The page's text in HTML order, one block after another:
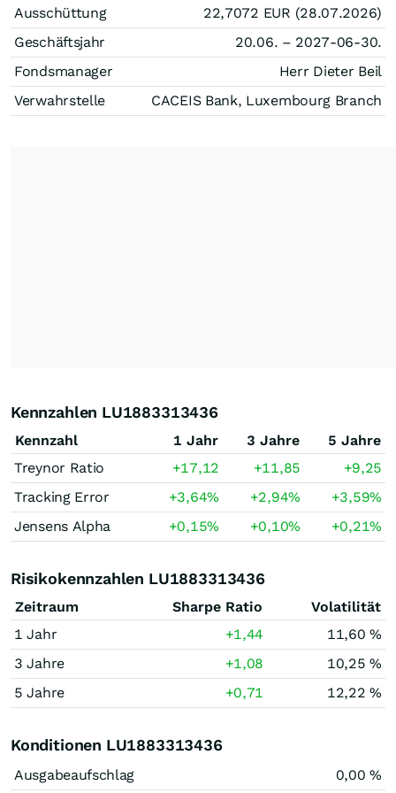
Ausschüttung
22,7072 EUR (28.07.2026)
Geschäftsjahr
20.06. – 2027-06-30.
Fondsmanager
Herr Dieter Beil
Verwahrstelle
CACEIS Bank, Luxembourg Branch
Kennzahlen LU1883313436
Kennzahl 1 Jahr 3 Jahre
5 Jahre
Treynor Ratio
+17,12 +11,85
+9,25
Tracking Error
+3,64% +2,94% +3,59%
Jensens Alpha
+0,15% +0,10% +0,21%
Risikokennzahlen LU1883313436
Zeitraum Sharpe Ratio
Volatilität
1 Jahr
+1,44
11,60 %
3 Jahre
+1,08
10,25 %
5 Jahre
+0,71 12,22 %
Konditionen LU1883313436
Ausgabeaufschlag
0,00 %